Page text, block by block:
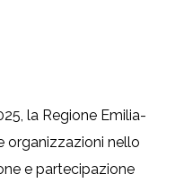
la Regione Emilia-
organizzazioni nello
e partecipazione